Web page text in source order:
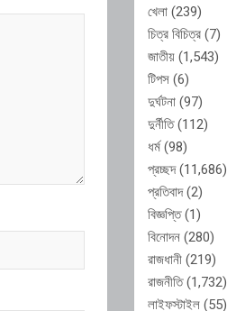
খেলা (239)
চিত্র বিচিত্র (7)
জাতীয় (1,543)
টিপস (6)
দুর্ঘটনা (97)
দুর্নীতি(112)
ধর্ম(98)
প্রচ্ছদ(11,686)
প্রতিবাদ(2)
বিজ্ঞপ্তি(1)
বিনোদন (280)
রাজধানী (219)
রাজনীতি(1,732)
লাইফস্টাইল (55)